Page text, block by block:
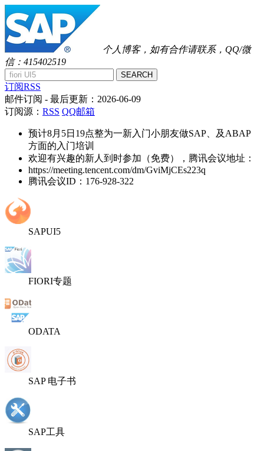
个人博客，如有合作请联系，QQ/微
信：415402519
SEARCH
订阅RSS
邮件订阅 - 最后更新： 2026-06-09
订阅源： RSS QQ邮箱
预计8月5日19点整为一新入门小朋友做SAP、及ABAP
方面的入门培训
欢迎有兴趣的新人到时参加（免费），腾讯会议地址：
https://meeting.tencent.com/dm/GviMjCEs223q
腾讯会议ID：176-928-322
SAPUI5
FIORI专题
ODATA
SAP 电子书
SAP工具